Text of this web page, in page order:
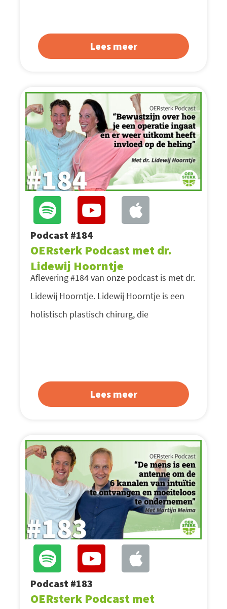
Lees meer
Podcast #184
OERsterk Podcast met dr.
Lidewij Hoorntje
Aflevering #184 van onze podcast is met dr.
Lidewij Hoorntje. Lidewij Hoorntje is een
holistisch plastisch chirurg, die
Lees meer
Podcast #183
OERsterk Podcast met